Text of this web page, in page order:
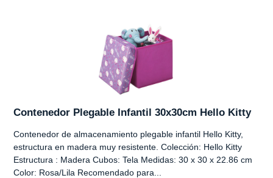
Contenedor Plegable Infantil 30x30cm Hello Kitty
Contenedor de almacenamiento plegable infantil Hello Kitty,
estructura en madera muy resistente. Colección: Hello Kitty
Estructura : Madera Cubos: Tela Medidas: 30 x 30 x 22.86 cm
Color: Rosa/Lila Recomendado para...